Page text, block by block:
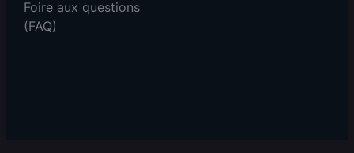
Foire aux questions
(FAQ)